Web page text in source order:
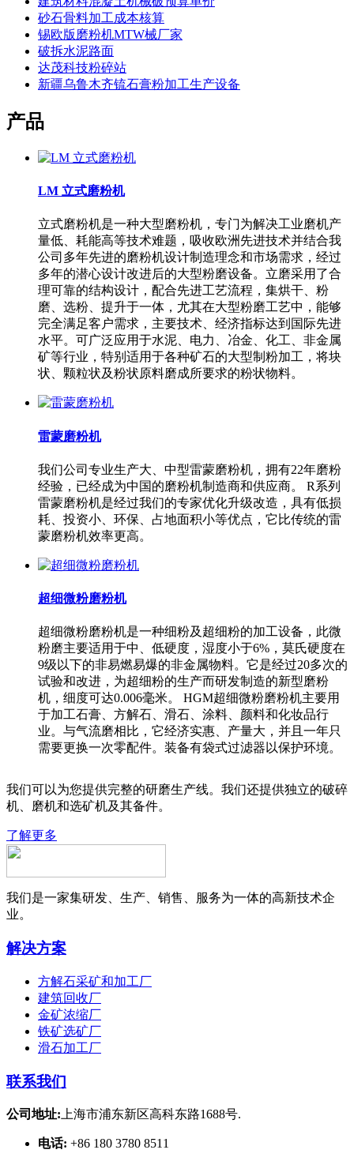
砂石骨料加工成本核算
锡欧版磨粉机MTW械厂家
破拆水泥路面
达茂科技粉碎站
新疆乌鲁木齐锍石膏粉加工生产设备
产品
LM 立式磨粉机
立式磨粉机是一种大型磨粉机，专门为解决工业磨机产
量低、耗能高等技术难题，吸收欧洲先进技术并结合我
公司多年先进的磨粉机设计制造理念和市场需求，经过
多年的潜心设计改进后的大型粉磨设备。立磨采用了合
理可靠的结构设计，配合先进工艺流程，集烘干、粉
磨、选粉、提升于一体，尤其在大型粉磨工艺中，能够
完全满足客户需求，主要技术、经济指标达到国际先进
水平。可广泛应用于水泥、电力、冶金、化工、非金属
矿等行业，特别适用于各种矿石的大型制粉加工，将块
状、颗粒状及粉状原料磨成所要求的粉状物料。
雷蒙磨粉机
我们公司专业生产大、中型雷蒙磨粉机，拥有22年磨粉
经验，已经成为中国的磨粉机制造商和供应商。 R系列
雷蒙磨粉机是经过我们的专家优化升级改造，具有低损
耗、投资小、环保、占地面积小等优点，它比传统的雷
蒙磨粉机效率更高。
超细微粉磨粉机
超细微粉磨粉机是一种细粉及超细粉的加工设备，此微
粉磨主要适用于中、低硬度，湿度小于6%，莫氏硬度在
9级以下的非易燃易爆的非金属物料。它是经过20多次的
试验和改进，为超细粉的生产而研发制造的新型磨粉
机，细度可达0.006毫米。 HGM超细微粉磨粉机主要用
于加工石膏、方解石、滑石、涂料、颜料和化妆品行
业。与气流磨相比，它经济实惠、产量大，并且一年只
需要更换一次零配件。装备有袋式过滤器以保护环境。
我们可以为您提供完整的研磨生产线。我们还提供独立的破碎
机、磨机和选矿机及其备件。
了解更多
我们是一家集研发、生产、销售、服务为一体的高新技术企
业。
解决方案
方解石采矿和加工厂
建筑回收厂
金矿浓缩厂
铁矿选矿厂
滑石加工厂
联系我们
公司地址: 上海市浦东新区高科东路1688号.
电话: +86 180 3780 8511